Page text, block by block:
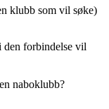
klubb som vil søke)
forbindelse vil
naboklubb?